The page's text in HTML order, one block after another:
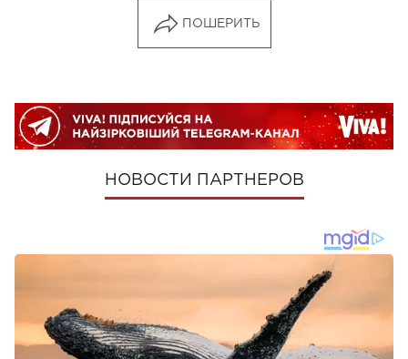
ПОШЕРИТЬ
НОВОСТИ ПАРТНЕРОВ